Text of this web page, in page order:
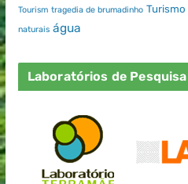
Tourism tragedia de brumadinho Turismo
naturais água
Laboratórios de Pesquisa